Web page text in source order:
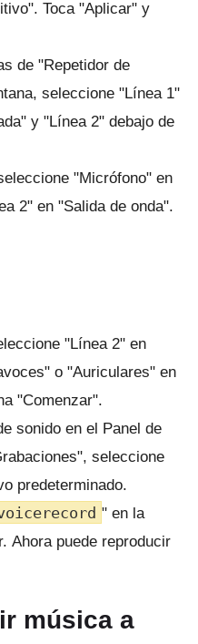
Toca "Aplicar" y
de "Repetidor de
seleccione "Línea 1"
y "Línea 2" debajo de
"Micrófono" en
2" en "Salida de onda".
"Línea 2" en
o "Auriculares" en
"Comenzar".
sonido en el Panel de
seleccione
predeterminado.
" en la
Ahora puede reproducir
música a